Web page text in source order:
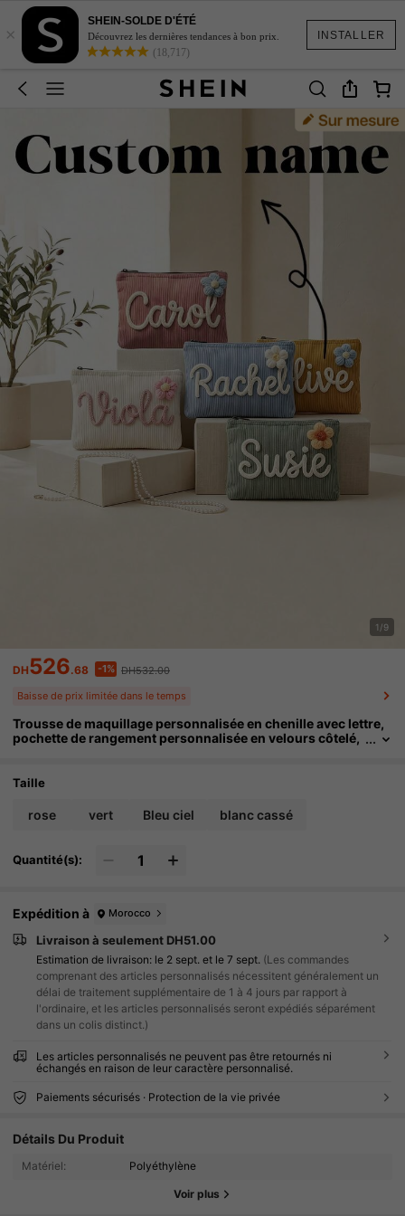
INSTALLER
×
SHEIN-SOLDE D'ÉTÉ
Découvrez les dernières tendances à bon prix.
(18,717)
1/9
DH526.68 -1% DH532.00
Baisse de prix limitée dans le temps
Trousse de maquillage personnalisée en chenille avec lettre,
pochette de rangement personnalisée en velours côtelé,
Taille
rose vert Bleu ciel blanc cassé
Quantité(s):
Expédition à Morocco
Livraison à seulement DH51.00
Estimation de livraison: le 2 sept. et le 7 sept. (Les commandes
comprenant des articles personnalisés nécessitent généralement un
délai de traitement supplémentaire de 1 à 4 jours par rapport à
l'ordinaire, et les articles personnalisés seront expédiés séparément
dans un colis distinct.)
Les articles personnalisés ne peuvent pas être retournés ni
échangés en raison de leur caractère personnalisé.
Paiements sécurisés · Protection de la vie privée
Détails Du Produit
Matériel: Polyéthylène
Voir plus
4.85